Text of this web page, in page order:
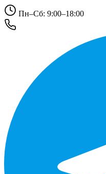
Пн–Сб: 9:00–18:00